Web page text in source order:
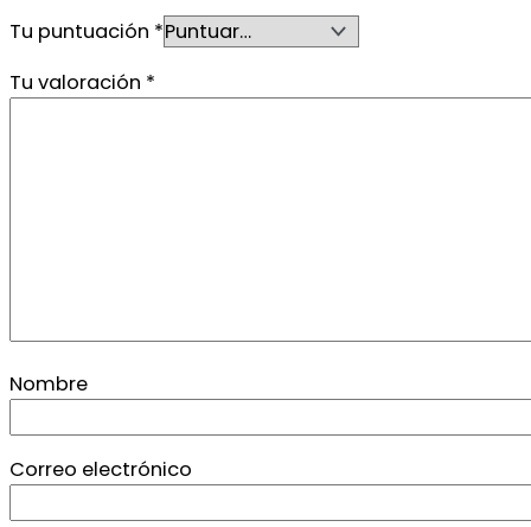
Tu puntuación *
Tu valoración *
Nombre
Correo electrónico